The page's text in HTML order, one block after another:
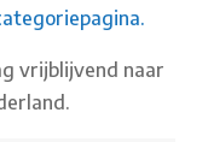
vrijblijvend naar